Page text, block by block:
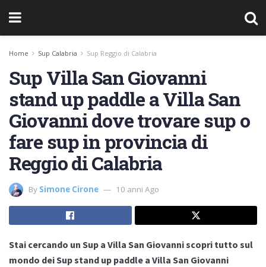
Home Sup Calabria Sup Reggio di Calabria
Sup Villa San Giovanni
stand up paddle a Villa San
Giovanni dove trovare sup o
fare sup in provincia di
Reggio di Calabria
By Simone Cirone 10 anni Ago
Stai cercando un Sup a Villa San Giovanni scopri tutto sul
mondo dei Sup stand up paddle a Villa San Giovanni